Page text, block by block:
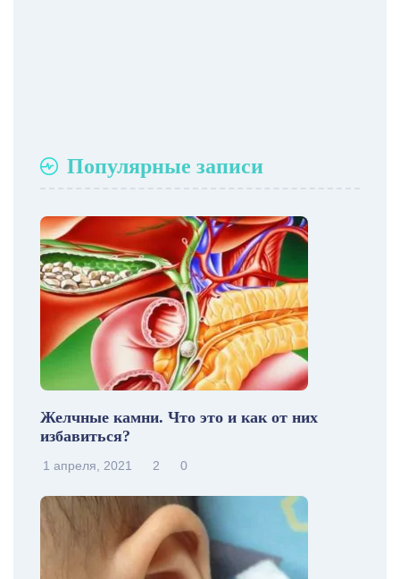
Популярные записи
Желчные камни. Что это и как от них
избавиться?
1 апреля, 2021 2 0